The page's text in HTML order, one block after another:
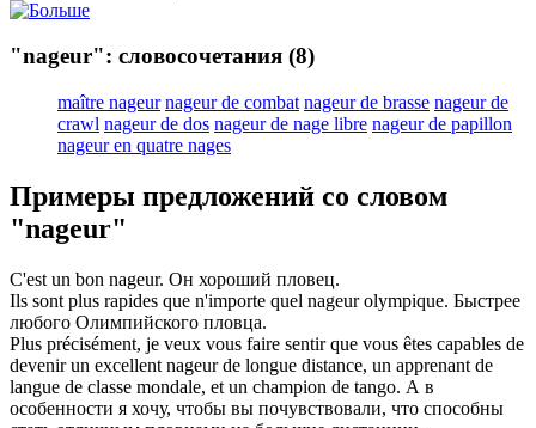
"nageur": словосочетания (8)
maître nageur nageur de combat nageur de brasse nageur de
crawl nageur de dos nageur de nage libre nageur de papillon
nageur en quatre nages
Примеры предложений со словом
"nageur"
C'est un bon nageur. Он хороший пловец.
Ils sont plus rapides que n'importe quel nageurolympique. Быстрее
любого Олимпийского пловца.
Plus précisément, je veux vous faire sentir que vous êtes capables de
devenir un excellent nageurde longue distance, un apprenant de
langue de classe mondale, et un champion de tango. А в
особенности я хочу, чтобы вы почувствовали, что способны